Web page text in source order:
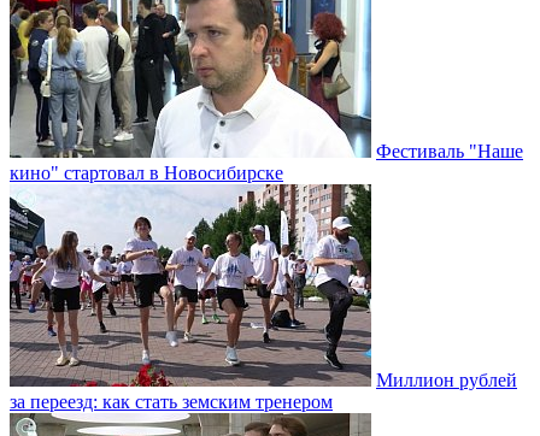
Фестиваль "Наше
кино" стартовал в Новосибирске
Миллион рублей
за переезд: как стать земским тренером